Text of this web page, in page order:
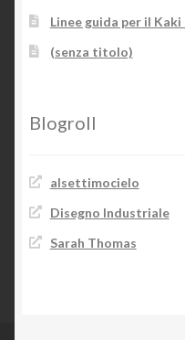
Linee guida per il
(senza titolo)
Blogroll
alsettimocielo
Disegno Industriale
Sarah Thomas